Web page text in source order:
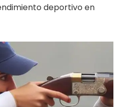
deportivo en